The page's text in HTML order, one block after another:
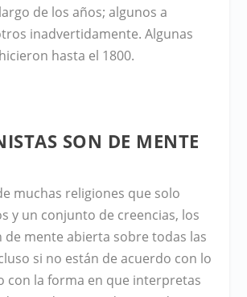
de los años; algunos a
inadvertidamente. Algunas
hasta el 1800.
SON DE MENTE
muchas religiones que solo
y un conjunto de creencias, los
de mente abierta sobre todas las
si no están de acuerdo con lo
con la forma en que interpretas